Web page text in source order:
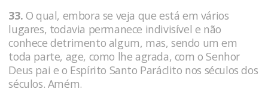
33. O qual, embora se veja que está em vários
lugares, todavia permanece indivisível e não
conhece detrimento algum, mas, sendo um em
toda parte, age, como lhe agrada, com o Senhor
Deus pai e o Espírito Santo Paráclito nos séculos dos
séculos. Amém.